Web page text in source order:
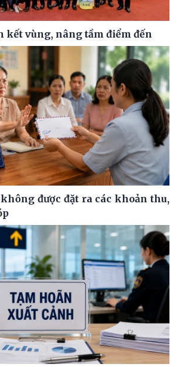
kết vùng, nâng tầm điểm đến
được đặt ra các khoản thu,